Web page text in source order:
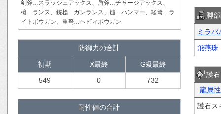
剣斧…スラッシュアックス、盾斧…チャージアックス、
槍…ランス、銃槍…ガンランス、鎚…ハンマー、軽弩…ラ
イトボウガン、重弩…ヘビィボウガン
防御力の合計
初期 X最終 G級最終
549 0 732
耐性値の合計
脚
ミラバ
飛燕珠
護石
龍属
護石ス